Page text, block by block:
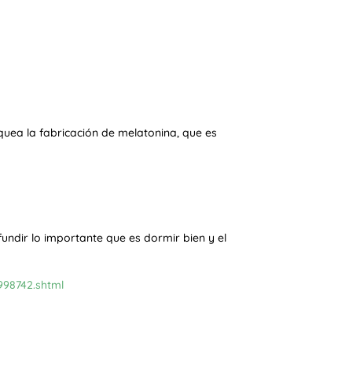
la fabricación de melatonina, que es
lo importante que es dormir bien y el